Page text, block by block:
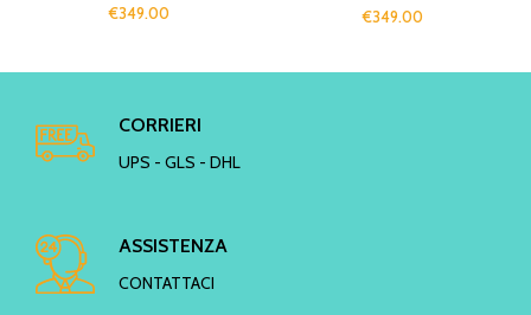
€349.00
€349.00
CORRIERI
UPS - GLS - DHL
ASSISTENZA
CONTATTACI